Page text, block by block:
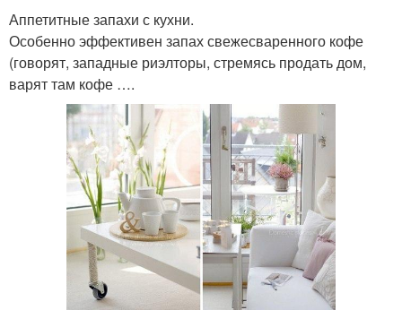
Аппетитные запахи с кухни.
Особенно эффективен запах свежесваренного кофе
(говорят, западные риэлторы, стремясь продать дом,
варят там кофе ….